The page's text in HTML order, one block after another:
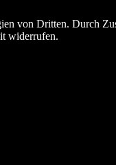
von Dritten. Durch
widerrufen.